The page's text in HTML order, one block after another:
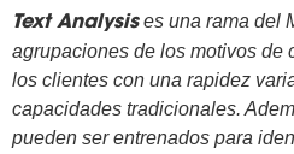
Text Analysises una rama del
agrupaciones de los motivos de
los clientes con una rapidez
capacidades tradicionales.
pueden ser entrenados para